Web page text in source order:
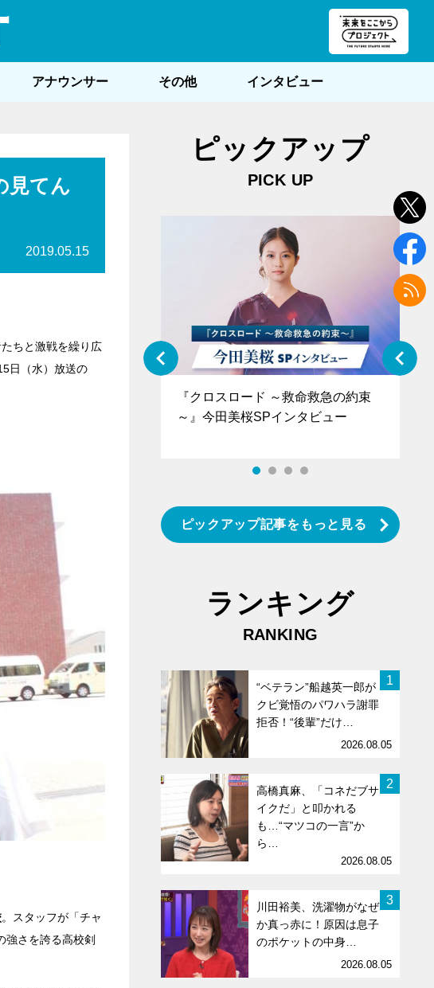
アナウンサー その他 インタビュー
見てん
2019.05.15
ちと激戦を繰り広
日（水）放送の
。スタッフが「チャ
強さを誇る高校剣
ピックアップ
PICK UP
＆佐々木舞香SPインタ
『クロスロード ～救命救急の約束
～』今田美桜SPインタビュー
ピックアップ記事をもっと見る
ランキング
RANKING
1
“ベテラン”船越英一郎が
クビ覚悟のパワハラ謝罪
拒否！“後輩”だけ…
2026.08.05
2
高橋真麻、「コネだブサ
イクだ」と叩かれる
も…“マツコの一言”か
ら…
2026.08.05
3
川田裕美、洗濯物がなぜ
か真っ赤に！原因は息子
のポケットの中身…
2026.08.05